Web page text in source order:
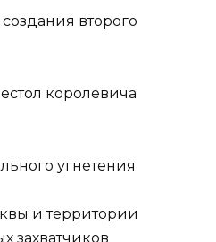
второго
королевича
угнетения
и территории
захватчиков